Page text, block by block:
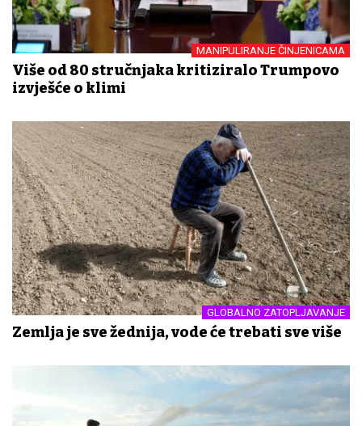
MANIPULIRANJE ČINJENICAMA
Više od 80 stručnjaka kritiziralo Trumpovo
izvješće o klimi
GLOBALNO ZATOPLJAVANJE
Zemlja je sve žednija, vode će trebati sve više